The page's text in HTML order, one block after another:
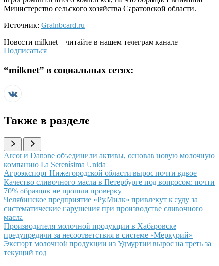
Министерство сельского хозяйства Саратовской области.
Источник: Grainboard.ru
Новости milknet – читайте в нашем телеграм канале
Подписаться
“milknet” в социальных сетях:
Также в разделе
Иллюстрация новости
Arcor и Danone объединили активы, основав новую молочную
компанию La Serenísima Unida
Иллюстрация новости
Агроэкспорт Нижегородской области вырос почти вдвое
Иллюстрация новости
Качество сливочного масла в Петербурге под вопросом: почти
70% образцов не прошли проверку
Иллюстрация новости
Челябинское предприятие «Ру.Милк» привлекут к суду за
систематические нарушения при производстве сливочного
масла
Иллюстрация новости
Производителя молочной продукции в Хабаровске
предупредили за несоответствия в системе «Меркурий»
Иллюстрация новости
Экспорт молочной продукции из Удмуртии вырос на треть за
текущий год